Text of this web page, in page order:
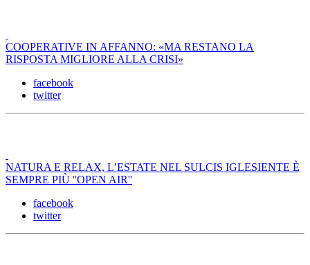
COOPERATIVE IN AFFANNO: «MA RESTANO LA
RISPOSTA MIGLIORE ALLA CRISI»
facebook
twitter
NATURA E RELAX, L’ESTATE NEL SULCIS IGLESIENTE È
SEMPRE PIÙ ''OPEN AIR''
facebook
twitter